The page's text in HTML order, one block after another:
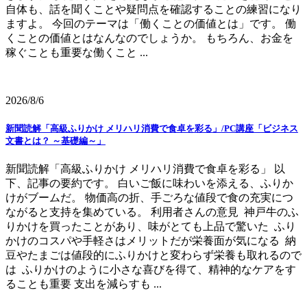
自体も、話を聞くことや疑問点を確認することの練習になり
ますよ。 今回のテーマは「働くことの価値とは」です。 働
くことの価値とはなんなのでしょうか。 もちろん、お金を
稼ぐことも重要な働くこと ...
2026/8/6
新聞読解「高級ふりかけ メリハリ消費で食卓を彩る」/PC講座「ビジネス
文書とは？ ～基礎編～」
新聞読解「高級ふりかけ メリハリ消費で食卓を彩る」 以
下、記事の要約です。 白いご飯に味わいを添える、ふりか
けがブームだ。 物価高の折、手ごろな値段で食の充実につ
ながると支持を集めている。 利用者さんの意見 神戸牛のふ
りかけを買ったことがあり、味がとても上品で驚いた ふり
かけのコスパや手軽さはメリットだが栄養面が気になる 納
豆やたまごは値段的にふりかけと変わらず栄養も取れるので
は ふりかけのように小さな喜びを得て、精神的なケアをす
ることも重要 支出を減らすも ...